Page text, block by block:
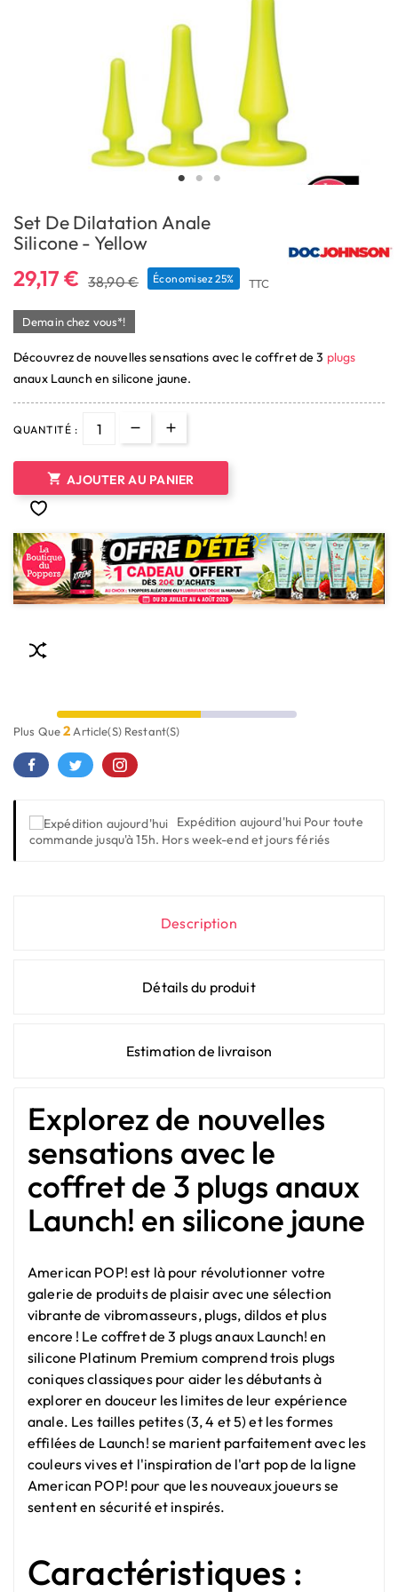
Set De Dilatation Anale
Silicone - Yellow
29,17 € 38,90 € Économisez 25% TTC
Demain chez vous*!
Découvrez de nouvelles sensations avec le coffret de 3 plugs
anaux Launch en silicone jaune.
QUANTITÉ :
 AJOUTER AU PANIER
Plus Que2Article(s) Restant(s)
Expédition aujourd'hui Pour toute
commande jusqu'à 15h. Hors week-end et jours fériés
Description
Détails du produit
Estimation de livraison
Explorez de nouvelles
sensations avec le
coffret de 3 plugs anaux
Launch! en silicone jaune
American POP! est là pour révolutionner votre
galerie de produits de plaisir avec une sélection
vibrante de vibromasseurs, plugs, dildos et plus
encore ! Le coffret de 3 plugs anaux Launch! en
silicone Platinum Premium comprend trois plugs
coniques classiques pour aider les débutants à
explorer en douceur les limites de leur expérience
anale. Les tailles petites (3, 4 et 5) et les formes
effilées de Launch! se marient parfaitement avec les
couleurs vives et l'inspiration de l'art pop de la ligne
American POP! pour que les nouveaux joueurs se
sentent en sécurité et inspirés.
Caractéristiques :